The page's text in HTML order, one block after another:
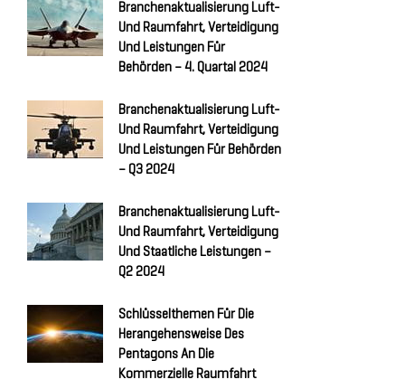
Branchenaktualisierung Luft-
Und Raumfahrt, Verteidigung
Und Leistungen Für
Behörden – 4. Quartal 2024
Branchenaktualisierung Luft-
Und Raumfahrt, Verteidigung
Und Leistungen Für Behörden
– Q3 2024
Branchenaktualisierung Luft-
Und Raumfahrt, Verteidigung
Und Staatliche Leistungen –
Q2 2024
Schlüsselthemen Für Die
Herangehensweise Des
Pentagons An Die
Kommerzielle Raumfahrt